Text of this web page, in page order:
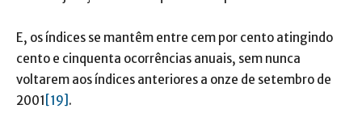
E, os índices se mantêm entre cem por cento atingindo
cento e cinquenta ocorrências anuais, sem nunca
voltarem aos índices anteriores a onze de setembro de
2001 [19] .